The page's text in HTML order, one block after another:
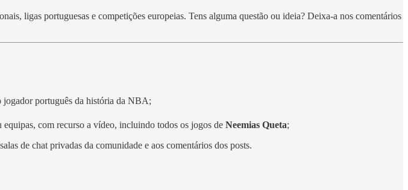
ligas portuguesas e competições europeias. Tens alguma questão ou ideia? Deixa-a nos comentários
jogador português da história da NBA;
equipas, com recurso a vídeo, incluindo todos os jogos de Neemias Queta;
de chat privadas da comunidade e aos comentários dos posts.